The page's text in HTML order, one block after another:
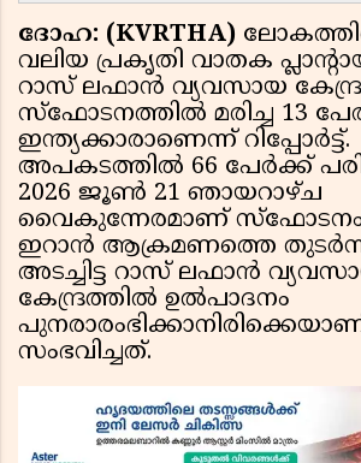
ദോഹ: (KVRTHA)
വലിയ പ്രകൃതി വാതക
റാസ് ലഫാൻ വ്യവസായ
സ്ഫോടനത്തിൽ മരിച്ച 13
ഇന്ത്യക്കാരാണെന്ന് റിപ്പോർട്ട്.
അപകടത്തിൽ 66 പേർക്ക്
2026 ജൂൺ 21 ഞായറാഴ്ച
വൈകുന്നേരമാണ് സ്ഫോടനം
ഇറാൻ ആക്രമണത്തെ
അടച്ചിട്ട റാസ് ലഫാൻ
കേന്ദ്രത്തിൽ ഉൽപാദനം
സംഭവിച്ചത്.